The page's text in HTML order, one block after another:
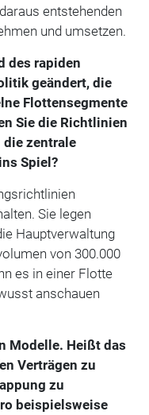
entstehenden
und umsetzen.
des rapiden
geändert, die
Flottensegmente
Sie die Richtlinien
die zentrale
Spiel?
Sie legen
Hauptverwaltung
von 300.000
es in einer Flotte
anschauen
Modelle. Heißt das
Verträgen zu
zu
beispielsweise